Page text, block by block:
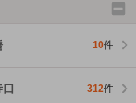
10件
口 312件